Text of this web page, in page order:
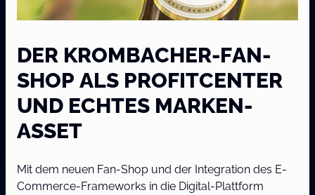
DER KROMBACHER-FAN-
SHOP ALS PROFITCENTER
UND ECHTES MARKEN-
ASSET
Mit dem neuen Fan-Shop und der Integration des E-
Commerce-Frameworks in die Digital-Plattform